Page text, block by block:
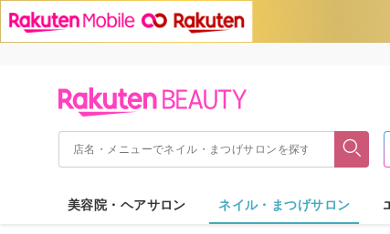
美容院・ヘアサロン ネイル・まつげサロン